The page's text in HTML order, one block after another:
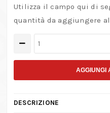
Utilizza il campo qui di
quantità da aggiungere
ad
quantità
AGGIUNGI
DESCRIZIONE